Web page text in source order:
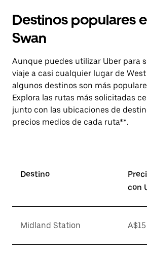
Destinos populares
Swan
Aunque puedes utilizar Uber para
viaje a casi cualquier lugar de West
algunos destinos son más
Explora las rutas más solicitadas
junto con las ubicaciones de
precios medios de cada ruta**.
Destino
con
Midland Station A$15